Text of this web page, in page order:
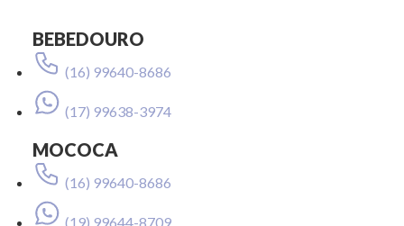
BEBEDOURO
(16) 99640-8686
(17) 99638-3974
MOCOCA
(16) 99640-8686
(19) 99644-8709